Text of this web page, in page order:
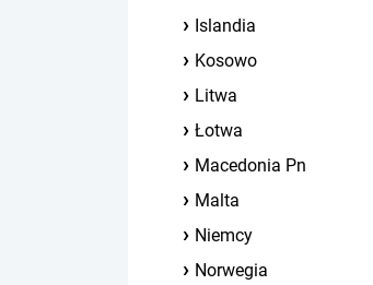
Islandia
Kosowo
Litwa
Łotwa
Macedonia Pn
Malta
Niemcy
Norwegia